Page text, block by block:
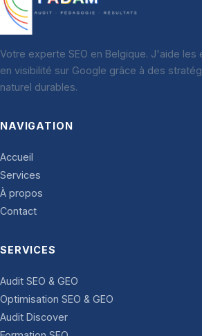
Votre experte SEO en Belgique. J'aide les
en visibilité sur Google grâce à des
naturel durables.
NAVIGATION
Accueil
Services
À propos
Contact
SERVICES
Audit SEO & GEO
Optimisation SEO & GEO
Audit Discover